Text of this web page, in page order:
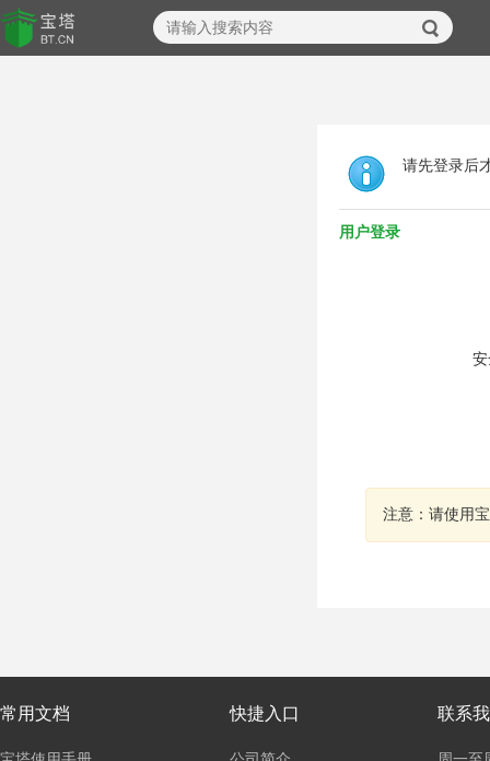
请先登录后
用户登录
注意：请使用
常用文档 快捷入口 联系